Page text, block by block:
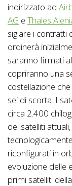
indirizzato ad
AG e Thales
siglare i contratti
ordinerà
saranno firmati
copriranno una
costellazione
sei di scorta. I
circa 2.400
dei satelliti
riconfigurati in
evoluzione delle
primi satelliti